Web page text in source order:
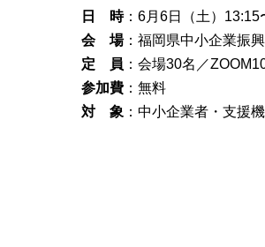
日 時：6月6日（土）13:15
会 場：福岡県中小企業振
定 員 ：会場30名／
参加費 ：無料
対 象 ：中小企業者・支援